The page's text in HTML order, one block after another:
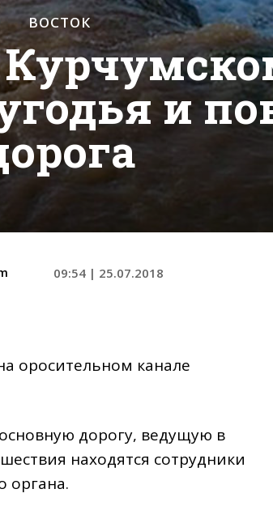
ВОСТОК
и
09:54 | 25.07.2018
оросительном канале
дорогу, ведущую в
находятся сотрудники
органа.